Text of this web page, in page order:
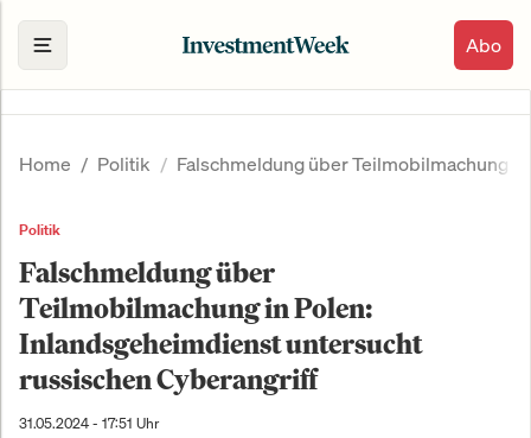
Abo
Home Politik Falschmeldung über Teilmobilmachung
Politik
Falschmeldung über
Teilmobilmachung in Polen:
Inlandsgeheimdienst untersucht
russischen Cyberangriff
31.05.2024 - 17:51 Uhr